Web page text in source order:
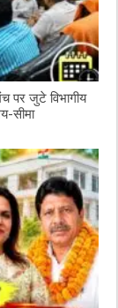
पर जुटे विभागीय
सीमा